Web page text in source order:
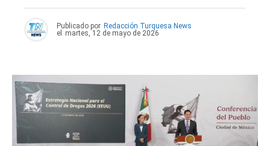
Publicado por Redacción Turquesa News
el
martes, 12 de mayo de 2026